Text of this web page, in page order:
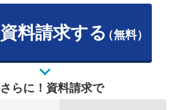
資料請求する（無料）
さらに！資料請求で